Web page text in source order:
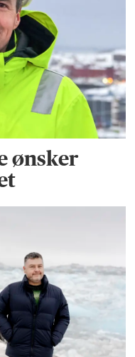
ønsker